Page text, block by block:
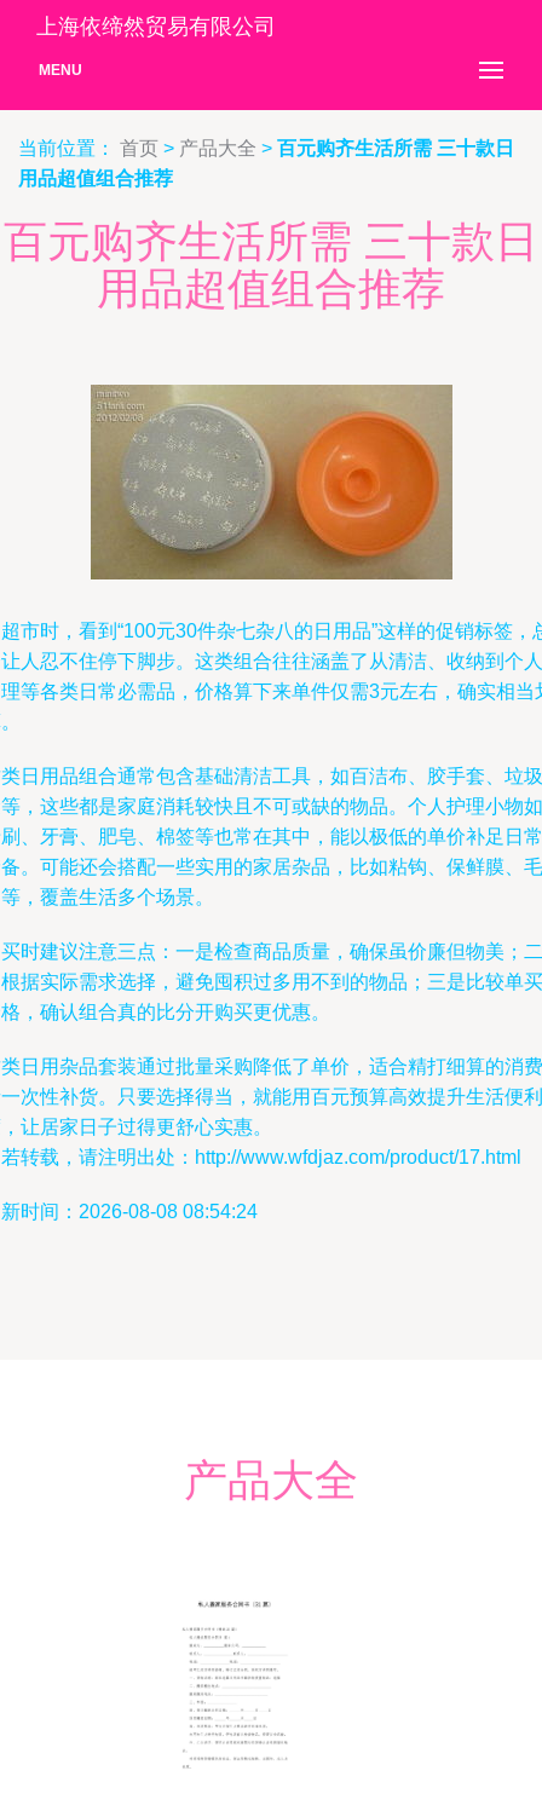
上海依缔然贸易有限公司
MENU
当前位置： 首页 > 产品大全 > 百元购齐生活所需 三十款日
用品超值组合推荐
百元购齐生活所需 三十款日
用品超值组合推荐
市时，看到“100元30件杂七杂八的日用品”这样的促销标签，
人忍不住停下脚步。这类组合往往涵盖了从清洁、收纳到个人
等各类日常必需品，价格算下来单件仅需3元左右，确实相当
日用品组合通常包含基础清洁工具，如百洁布、胶手套、垃圾
，这些都是家庭消耗较快且不可或缺的物品。个人护理小物如
、牙膏、肥皂、棉签等也常在其中，能以极低的单价补足日常
。可能还会搭配一些实用的家居杂品，比如粘钩、保鲜膜、毛
，覆盖生活多个场景。
时建议注意三点：一是检查商品质量，确保虽价廉但物美；二
据实际需求选择，避免囤积过多用不到的物品；三是比较单买
，确认组合真的比分开购买更优惠。
日用杂品套装通过批量采购降低了单价，适合精打细算的消费
次性补货。只要选择得当，就能用百元预算高效提升生活便利
让居家日子过得更舒心实惠。
转载，请注明出处：http://www.wfdjaz.com/product/17.html
时间：2026-08-08 08:54:24
产品大全